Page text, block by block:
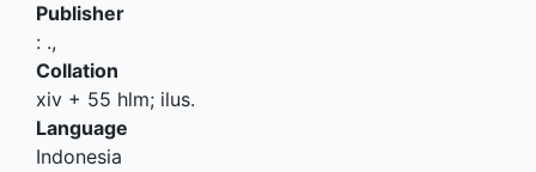
Publisher
: .,
Collation
xiv + 55 hlm; ilus.
Language
Indonesia